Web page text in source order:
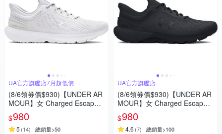
UA官方旗艦店7月超低價
(8/6領券價$930)【UNDER AR
MOUR】女 Charged Escape 4
Knit 慢跑鞋 運動鞋_3026526-1
04
$980
5 (14) 總銷量>50
UA官方旗艦店
(8/6領券價$930)【UNDER AR
MOUR】女 Charged Escape 4
Knit 慢跑鞋 運動鞋_3026526-0
01
$980
4.6 (7) 總銷量>100